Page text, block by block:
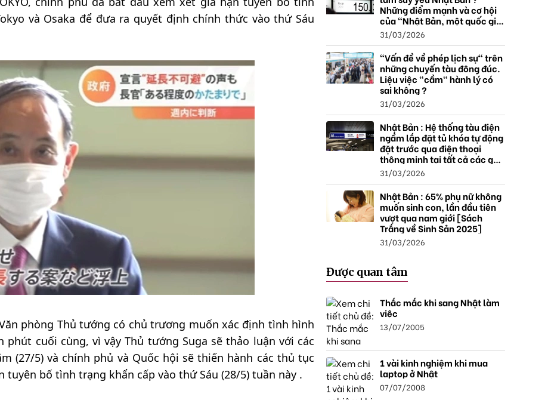
và Osaka để đưa ra quyết định chính thức vào thứ Sáu
phòng Thủ tướng có chủ trương muốn xác định tình hình
phút cuối cùng, vì vậy Thủ tướng Suga sẽ thảo luận với các
(27/5) và chính phủ và Quốc hội sẽ thiến hành các thủ tục
bố tình trạng khẩn cấp vào thứ Sáu (28/5) tuần này .
Những điểm mạnh và cơ hội
của "Nhật Bản, một quốc gia
thặng dư".
31/03/2026
"Vấn đề về phép lịch sự" trên
những chuyến tàu đông đúc.
Liệu việc "cầm" hành lý có
sai không ?
31/03/2026
Nhật Bản : Hệ thống tàu điện
ngầm lắp đặt tủ khóa tự động
đặt trước qua điện thoại
thông minh tại tất cả các ga ,
mở rộng mạng lưới do nhu
cầu tăng.
31/03/2026
Nhật Bản : 65% phụ nữ không
muốn sinh con, lần đầu tiên
vượt qua nam giới [Sách
Trắng về Sinh Sản 2025]
31/03/2026
Được quan tâm
Thắc mắc khi sang Nhật làm
việc
13/07/2005
1 vài kinh nghiệm khi mua
laptop ở Nhật
07/07/2008